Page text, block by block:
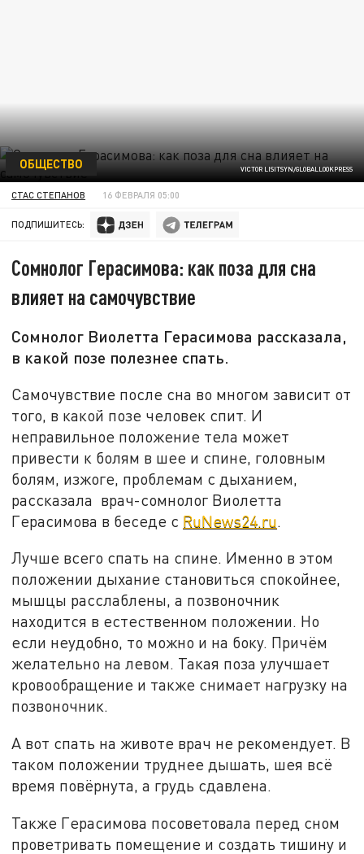
VICTOR LISITSYN/GLOBALLOOKPRESS
ОБЩЕСТВО
СТАС СТЕПАНОВ 16 ФЕВРАЛЯ 05:00
ПОДПИШИТЕСЬ:
Сомнолог Герасимова: как поза для сна
влияет на самочувствие
Сомнолог Виолетта Герасимова рассказала,
в какой позе полезнее спать.
Самочувствие после сна во многом зависит от
того, в какой позе человек спит. И
неправильное положение тела может
привести к болям в шее и спине, головным
болям, изжоге, проблемам с дыханием,
рассказала врач-сомнолог Виолетта
Герасимова в беседе с RuNews24.ru.
Лучше всего спать на спине. Именно в этом
положении дыхание становиться спокойнее,
мышцы расслаблены, а позвоночник
находится в естественном положении. Но
если неудобно, то можно и на боку. Причём
желательно на левом. Такая поза улучшает
кровообращение и также снимает нагрузку на
позвоночник.
А вот спать на животе врач не рекомендует. В
таком положении труднее дышать, шея всё
время повёрнута, а грудь сдавлена.
Также Герасимова посоветовала перед сном
проветривать помещение и создать тишину и